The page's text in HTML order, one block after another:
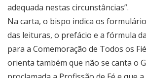
adequada nestas circunstâncias”.
Na carta, o bispo indica os
das leituras, o prefácio e a fórmula
para a Comemoração de Todos os
orienta também que não se canta o